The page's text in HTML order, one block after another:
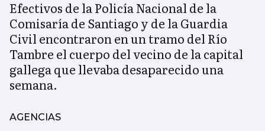
Efectivos de la Policía Nacional de la
Comisaría de Santiago y de la Guardia
Civil encontraron en un tramo del Río
Tambre el cuerpo del vecino de la capital
gallega que llevaba desaparecido una
semana.
AGENCIAS